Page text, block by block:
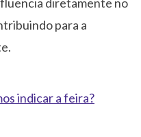
para a
indicar a feira?